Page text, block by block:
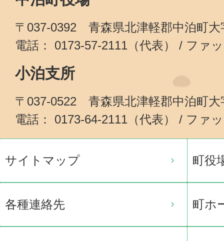
〒037-0392 青森県北津軽郡中泊町大
電話： 0173-57-2111（代表） / ファ
小泊支所
〒037-0522 青森県北津軽郡中泊町大
電話： 0173-64-2111（代表） / ファ
サイトマップ 町役
各種連絡先 町ホ